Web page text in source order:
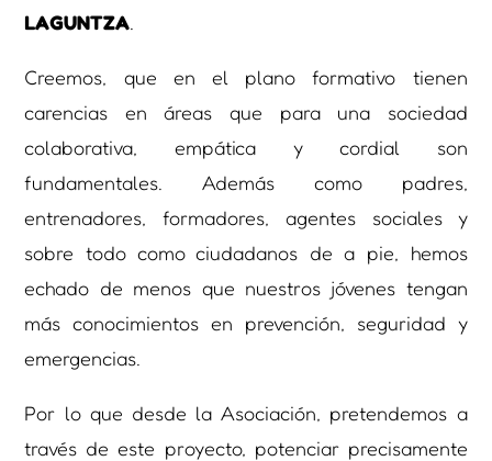
LAGUNTZA.
Creemos, que en el plano formativo tienen
carencias en áreas que para una sociedad
colaborativa, empática y cordial son
fundamentales. Además como padres,
entrenadores, formadores, agentes sociales y
sobre todo como ciudadanos de a pie, hemos
echado de menos que nuestros jóvenes tengan
más conocimientos en prevención, seguridad y
emergencias.
Por lo que desde la Asociación, pretendemos a
través de este proyecto, potenciar precisamente